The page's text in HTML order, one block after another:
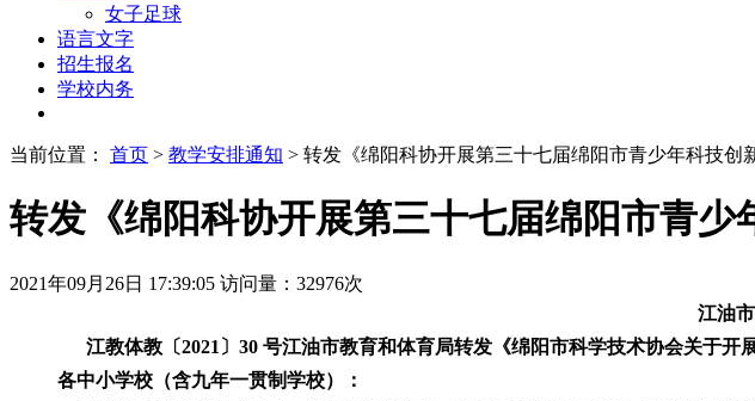
女子足球
语言文字
招生报名
学校内务
当前位置： 首页 > 教学安排通知 > 转发《绵阳科协开展第三十七届绵阳市青少年科技创
转发《绵阳科协开展第三十七届绵阳市青少
2021年09月26日 17:39:05 访问量： 32976次
江油
江教体教〔2021〕30 号江油市教育和体育局转发《绵阳市科学技术协会关于开
各中小学校（含九年一贯制学校）：